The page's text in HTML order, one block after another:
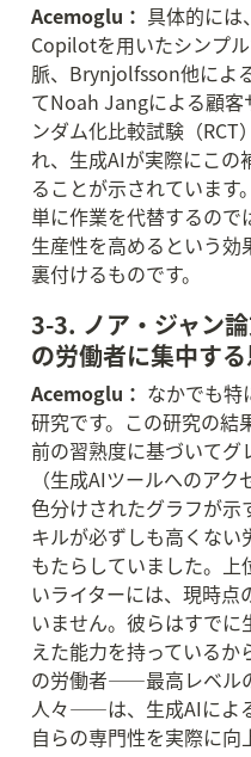
Acemoglu： 具体的に
Copilotを用いたシンプ
脈、Brynjolfsson他によ
てNoah Jangによる顧客
ンダム化比較試験（
れ、生成AIが実際にこの
ることが示されていま
単に作業を代替するの
生産性を高めるという
裏付けるものです。
3-3. ノア・ジャン
の労働者に集中す
Acemoglu： なかでも
研究です。この研究の結
前の習熟度に基づいてグ
（生成AIツールへのア
色分けされたグラフが示
キルが必ずしも高くない
もたらしていました。
いライターには、現時点
いません。彼らはすで
えた能力を持っているか
の労働者——最高レベル
人々——は、生成AIによ
自らの専門性を実際に向